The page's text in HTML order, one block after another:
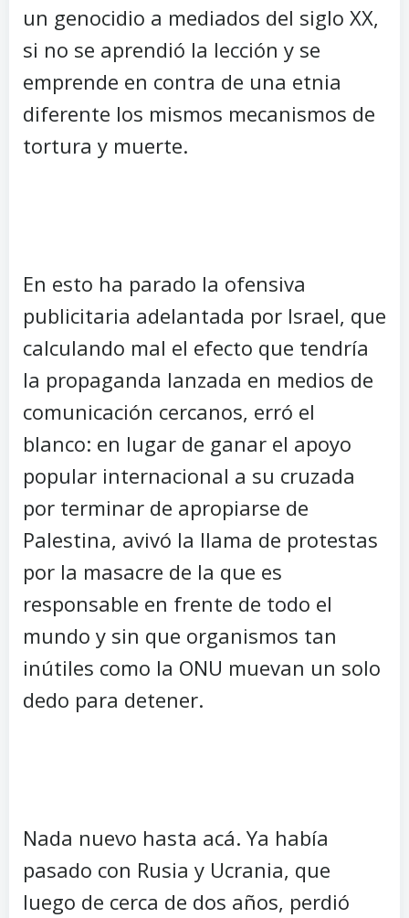
un genocidio a mediados del siglo XX,
si no se aprendió la lección y se
emprende en contra de una etnia
diferente los mismos mecanismos de
tortura y muerte.
En esto ha parado la ofensiva
publicitaria adelantada por Israel, que
calculando mal el efecto que tendría
la propaganda lanzada en medios de
comunicación cercanos, erró el
blanco: en lugar de ganar el apoyo
popular internacional a su cruzada
por terminar de apropiarse de
Palestina, avivó la llama de protestas
por la masacre de la que es
responsable en frente de todo el
mundo y sin que organismos tan
inútiles como la ONU muevan un solo
dedo para detener.
Nada nuevo hasta acá. Ya había
pasado con Rusia y Ucrania, que
luego de cerca de dos años, perdió